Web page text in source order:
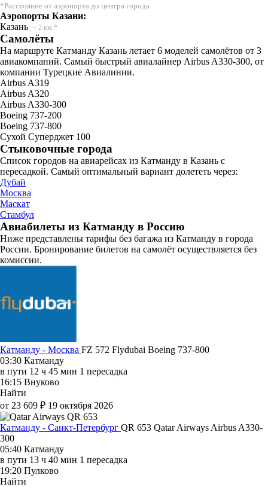
*Расстояние от аэропорта до центра города
Аэропорты Казани:
Казань ~ 2 км.*
Самолёты
На маршруте Катманду Казань летает 6 моделей самолётов от 3
авиакомпаний. Самый быстрый авиалайнер Airbus A330-300, от
компании Турецкие Авиалинии.
Airbus A319
Airbus A320
Airbus A330-300
Boeing 737-200
Boeing 737-800
Сухой Суперджет 100
Стыковочные города
Список городов на авиарейсах из Катманду в Казань с
пересадкой. Самый оптимальный вариант долететь через:
Дубай
Москва
Маскат
Стамбул
Авиабилеты из Катманду в Россию
Ниже представлены тарифы без багажа из Катманду в города
России. Бронирование билетов на самолёт осуществляется без
комиссии.
Катманду - Москва FZ 572 Flydubai Boeing 737-800
03:30 Катманду
в пути 12 ч 45 мин 1 пересадка
16:15 Внуково
Найти
от 23 609 ₽ 19 октября 2026
Катманду - Санкт-Петербург QR 653 Qatar Airways Airbus A330-
300
05:40 Катманду
в пути 13 ч 40 мин 1 пересадка
19:20 Пулково
Найти